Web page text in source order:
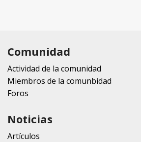
Comunidad
Actividad de la comunidad
Miembros de la comunbidad
Foros
Noticias
Artículos